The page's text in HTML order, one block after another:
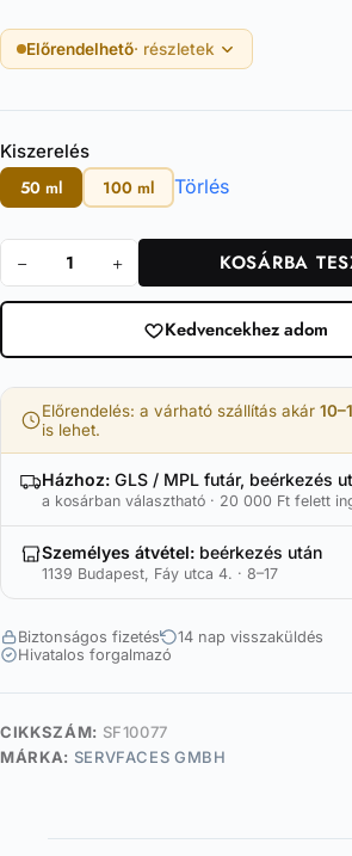
Előrendelhető· részletek
Kiszerelés
50 ml 100 ml Törlés
Tile
KOSÁRBA
Kedvencekhez adom
Előrendelés: a várható szállítás akár
is lehet.
Házhoz: GLS / MPL futár, beérkezés
a kosárban választható · 20 000 Ft felett
Személyes átvétel: beérkezés után
1139 Budapest, Fáy utca 4. · 8–17
Biztonságos fizetés
14 nap visszaküldés
Hivatalos forgalmazó
CIKKSZÁM: SF10077
MÁRKA: SERVFACES GMBH